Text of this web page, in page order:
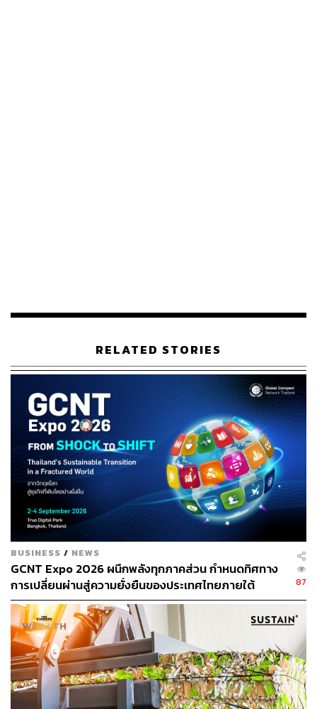
ประเทศต่างๆ ยุติการอุดหนุนเชื้อเพลิงฟอสซิลที่เป็นอันตราย
และยกหนี้ให้กับประเทศที่ยากจนที่สุดบางประเทศ
อเล็กซ์ เลนเฟอร์นา จากมหาวิทยาลัยเนลสัน แมนเดลา และ
Climate Justice Coalition ซึ่งเป็นหนึ่งในผู้ลงนามในจดหมาย
กล่าวว่า “ประเทศต่างๆ ทางตอนใต้ของโลกกำลังจมอยู่ใน
ภาวะหนี้สิน ซึ่งผลักดันให้ต้องประหยัดและบั่นทอนความ
สามารถของประเทศในการตอบสนองต่อวิกฤตสภาพภูมิ
อากาศ
“เราต้องการเงินทุนสาธารณะจำนวนมากขึ้นเพื่อขับเคลื่อน
การเปลี่ยนแปลงอย่างแท้จริง ประเทศทางเหนือของโลกต้อง
จ่ายหนี้ที่เกี่ยวข้องกับสภาพอากาศ แทนที่จะนำเงินไปใช้เพื่อ
ส่งเสริมผลประโยชน์ของตนเอง”
ริชาร์ด ฮีด จาก Climate Accountability Institute กล่าวว่า
บริษัทเชื้อเพลิงฟอสซิลต้องชดใช้สำหรับอันตรายที่พวกเขา
ก่อขึ้น “บริษัทเชื้อเพลิงฟอสซิลที่มั่งคั่งที่ทำงานร่วมกันเพื่อฉุด
รั้งการดำเนินการไปสู่เศรษฐกิจคาร์บอน ควรมีส่วนอย่างมาก
ในการสร้างความไว้วางใจ เพื่อช่วยเหลือประเทศต่างๆ และ
ประชาชนที่มีส่วนเพียงเล็กน้อยต่อภาวะฉุกเฉินด้านสภาพ
อากาศ”
RELATED STORIES
BUSINESS / NEWS
GCNT Expo 2026 ผนึกพลังทุกภาคส่วน กำหนดทิศทาง
การเปลี่ยนผ่านสู่ความยั่งยืนของประเทศไทยภายใต้
แนวคิด “From SHOCK To SHIFT: Thailand’s
Sustainable Transition in a Fractured World”
87